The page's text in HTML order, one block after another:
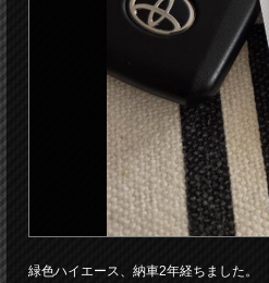
緑色ハイエース、納車2年経ちました。